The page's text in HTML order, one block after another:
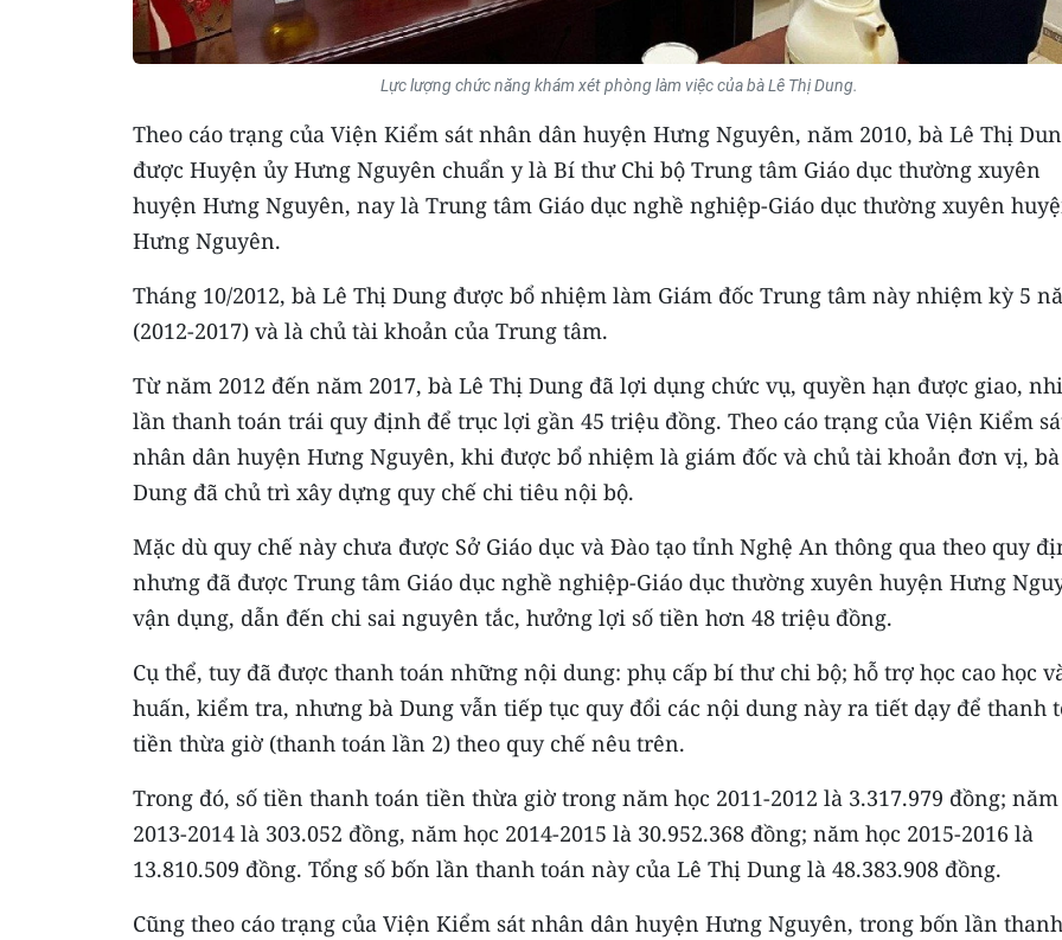
Lực lượng chức năng khám xét phòng làm việc của bà Lê Thị Dung.
Theo cáo trạng của Viện Kiểm sát nhân dân huyện Hưng Nguyên, năm 2010, bà Lê Thị
được Huyện ủy Hưng Nguyên chuẩn y là Bí thư Chi bộ Trung tâm Giáo dục thường xuyên
huyện Hưng Nguyên, nay là Trung tâm Giáo dục nghề nghiệp-Giáo dục thường xuyên
Hưng Nguyên.
Tháng 10/2012, bà Lê Thị Dung được bổ nhiệm làm Giám đốc Trung tâm này nhiệm kỳ 5
(2012-2017) và là chủ tài khoản của Trung tâm.
Từ năm 2012 đến năm 2017, bà Lê Thị Dung đã lợi dụng chức vụ, quyền hạn được giao,
lần thanh toán trái quy định để trục lợi gần 45 triệu đồng. Theo cáo trạng của Viện Kiểm
nhân dân huyện Hưng Nguyên, khi được bổ nhiệm là giám đốc và chủ tài khoản đơn vị, bà
Dung đã chủ trì xây dựng quy chế chi tiêu nội bộ.
Mặc dù quy chế này chưa được Sở Giáo dục và Đào tạo tỉnh Nghệ An thông qua theo quy
nhưng đã được Trung tâm Giáo dục nghề nghiệp-Giáo dục thường xuyên huyện Hưng
vận dụng, dẫn đến chi sai nguyên tắc, hưởng lợi số tiền hơn 48 triệu đồng.
Cụ thể, tuy đã được thanh toán những nội dung: phụ cấp bí thư chi bộ; hỗ trợ học cao học
huấn, kiểm tra, nhưng bà Dung vẫn tiếp tục quy đổi các nội dung này ra tiết dạy để thanh
tiền thừa giờ (thanh toán lần 2) theo quy chế nêu trên.
Trong đó, số tiền thanh toán tiền thừa giờ trong năm học 2011-2012 là 3.317.979 đồng;
2013-2014 là 303.052 đồng, năm học 2014-2015 là 30.952.368 đồng; năm học 2015-2016 là
13.810.509 đồng. Tổng số bốn lần thanh toán này của Lê Thị Dung là 48.383.908 đồng.
Cũng theo cáo trạng của Viện Kiểm sát nhân dân huyện Hưng Nguyên, trong bốn lần thanh